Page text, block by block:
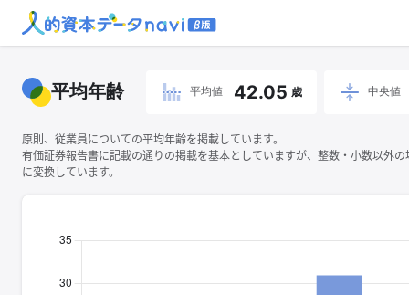
平均年齢 平均値 42.05 歳 中央値
原則、従業員についての平均年齢を掲載しています。
有価証券報告書に記載の通りの掲載を基本としていますが、整数・小数以外
に変換しています。